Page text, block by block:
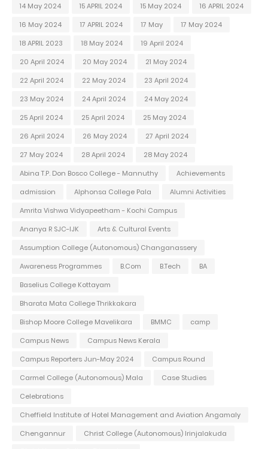
14 May 2024
15 APRIL 2024 15 May 2024
16 APRIL 2024
16 May 2024
17 APRIL 2024 17 May
17 May 2024
18 APRIL 2023
18 May 2024
19 April 2024
20 April 2024
20 May 2024
21 May 2024
22 April 2024
22 May 2024
23 April 2024
23 May 2024
24 April 2024
24 May 2024
25 April 2024
25 April 2024
25 May 2024
26 April 2024
26 May 2024
27 April 2024
27 May 2024
28 April 2024
28 May 2024
Abina T.P. Don Bosco College - Mannuthy
Achievements
admission
Alphonsa College Pala
Alumni Activities
Amrita Vishwa Vidyapeetham - Kochi Campus
Ananya R SJC-IJK
Arts & Cultural Events
Assumption College (Autonomous) Changanassery
Awareness Programmes
B.Com B.Tech
BA
Baselius College Kottayam
Bharata Mata College Thrikkakara
Bishop Moore College Mavelikara
BMMC
camp
Campus News
Campus News Kerala
Campus Reporters Jun-May 2024
Campus Round
Carmel College (Autonomous) Mala
Case Studies
Celebrations
Cheffield Institute of Hotel Management and Aviation Angamaly
Chengannur
Christ College (Autonomous) Irinjalakuda